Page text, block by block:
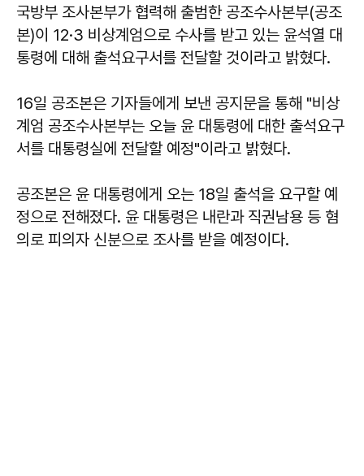
국방부 조사본부가 협력해 출범한 공조수사본부(공조
본)이 12·3 비상계엄으로 수사를 받고 있는 윤석열 대
통령에 대해 출석요구서를 전달할 것이라고 밝혔다.
16일 공조본은 기자들에게 보낸 공지문을 통해 "비상
계엄 공조수사본부는 오늘 윤 대통령에 대한 출석요구
서를 대통령실에 전달할 예정"이라고 밝혔다.
공조본은 윤 대통령에게 오는 18일 출석을 요구할 예
정으로 전해졌다. 윤 대통령은 내란과 직권남용 등 혐
의로 피의자 신분으로 조사를 받을 예정이다.